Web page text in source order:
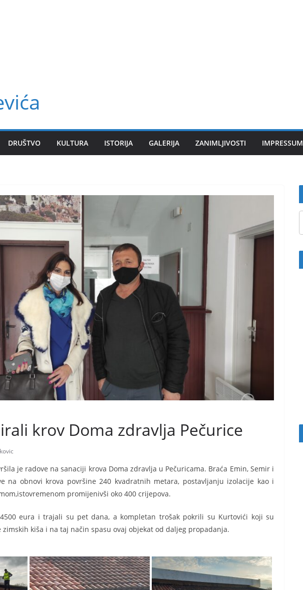
DRUŠTVO KULTURA ISTORIJA GALERIJA ZANIMLJIVOSTI IMPRESSUM
krov Doma zdravlja Pečurice
je radove na sanaciji krova Doma zdravlja u Pečuricama. Braća Emin, Semir i
na obnovi krova površine 240 kvadratnih metara, postavljanju izolacije kao i
promijenivši oko 400 crijepova.
eura i trajali su pet dana, a kompletan trošak pokrili su Kurtovići koji su
kiša i na taj način spasu ovaj objekat od daljeg propadanja.